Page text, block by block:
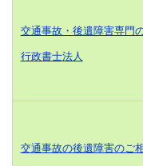
交通事故・後遺障害専門
行政書士法人
交通事故の後遺障害のご